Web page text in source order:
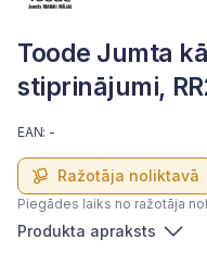
Toode Jumta
stiprinājumi,
Ražotāja noliktavā
EAN: -
Piegādes laiks no ražotāja
Produkta apraksts